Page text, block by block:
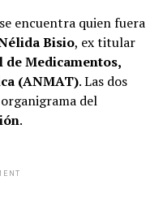
necesidad de los
las PASO, algo que
evitar que la
logramos eliminarlas,
, el que más mide de
encuentra quien fuera
Bisio, ex titular
Medicamentos,
(ANMAT). Las dos
del
.